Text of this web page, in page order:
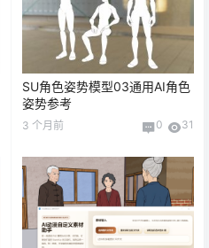
SU角色姿势模型03通用AI角色
姿势参考
3 个月前 0 31